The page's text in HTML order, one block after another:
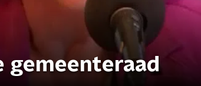
gemeenteraad